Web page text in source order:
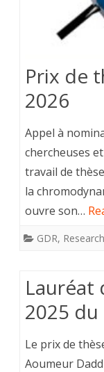
Prix de
2026
Appel à
chercheuses
travail de
la
ouvre son…
GDR,
Lauréat
2025 du
Le prix de
Aoumeur